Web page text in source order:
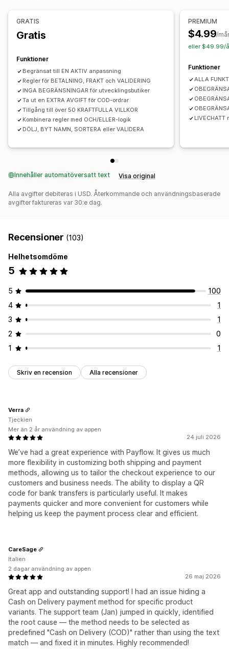
Konvertering och merförsäljning
Rabatter
Kassaanpassning
Regler för leveransmetoder
Regler för betalningsmetoder
GRATIS
Gratis
Funktioner
Begränsat till EN AKTIV anpassning
Regler för BETALNING, FRAKT och VALIDERING
INGA BEGRÄNSNINGAR för utvecklingsbutiker
Ta ut en EXTRA AVGIFT för COD-ordrar
Tillgång till över 50 KRAFTFULLA VILLKOR
Kombinera regler med OCH/ELLER-logik
DÖLJ, BYT NAMN, SORTERA eller VALIDERA
PREMIUM
$4.99/
eller $49.99/
Funktioner
ALLA
Innehåller automatöversatt text Visa original
Alla avgifter debiteras i USD. Återkommande och användningsbaserade
avgifter faktureras var 30:e dag.
Recensioner (103)
Helhetsomdöme
5
5
100
4
1
3
1
2
0
1
1
Skriv en recension Alla recensioner
24 juli 2026
We’ve had a great experience with Payflow. It gives us much
more flexibility in customizing both shipping and payment
methods, allowing us to tailor the checkout experience to our
customers and business needs. The ability to display a QR
code for bank transfers is particularly useful. It makes
payments quicker and more convenient for customers while
helping us keep the payment process clear and efficient.
Verra
Tjeckien
Mer än 2 år användning av appen
26 maj 2026
Great app and outstanding support! I had an issue hiding a
Cash on Delivery payment method for specific product
variants. The support team (Jan) jumped in quickly, identified
the root cause — the method needs to be selected as
predefined "Cash on Delivery (COD)" rather than using the text
match — and fixed it in minutes. Highly recommended!
CareSage
Italien
2 dagar användning av appen